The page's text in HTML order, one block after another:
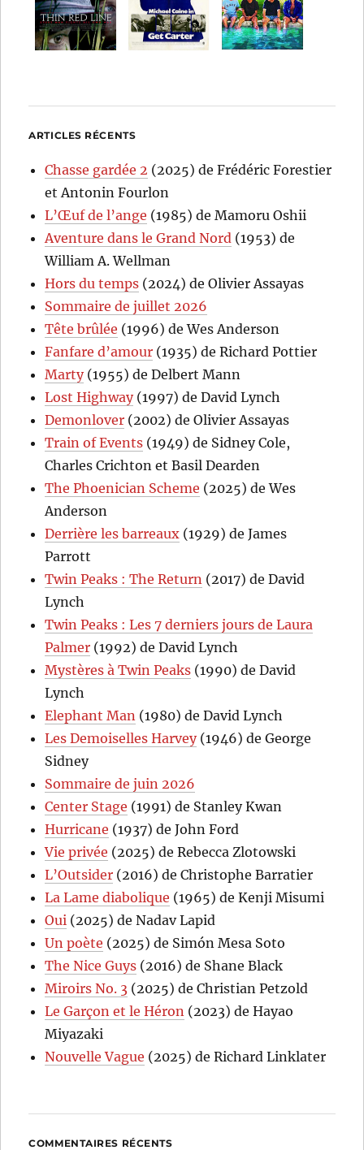
ARTICLES RÉCENTS
Chasse gardée 2 (2025) de Frédéric Forestier
et Antonin Fourlon
L’Œuf de l’ange (1985) de Mamoru Oshii
Aventure dans le Grand Nord (1953) de
William A. Wellman
Hors du temps (2024) de Olivier Assayas
Sommaire de juillet 2026
Tête brûlée (1996) de Wes Anderson
Fanfare d’amour (1935) de Richard Pottier
Marty(1955) de Delbert Mann
Lost Highway(1997) de David Lynch
Demonlover (2002) de Olivier Assayas
Train of Events (1949) de Sidney Cole,
Charles Crichton et Basil Dearden
The Phoenician Scheme (2025) de Wes
Anderson
Derrière les barreaux (1929) de James
Parrott
Twin Peaks : The Return (2017) de David
Lynch
Twin Peaks : Les 7 derniers jours de Laura
Palmer (1992) de David Lynch
Mystères à Twin Peaks (1990) de David
Lynch
Elephant Man (1980) de David Lynch
Les Demoiselles Harvey(1946) de George
Sidney
Sommaire de juin 2026
Center Stage (1991) de Stanley Kwan
Hurricane (1937) de John Ford
Vie privée (2025) de Rebecca Zlotowski
L’Outsider (2016) de Christophe Barratier
La Lame diabolique (1965) de Kenji Misumi
Oui (2025) de Nadav Lapid
Un poète (2025) de Simón Mesa Soto
The Nice Guys (2016) de Shane Black
Miroirs No. 3 (2025) de Christian Petzold
Le Garçon et le Héron (2023) de Hayao
Miyazaki
Nouvelle Vague (2025) de Richard Linklater
COMMENTAIRES RÉCENTS